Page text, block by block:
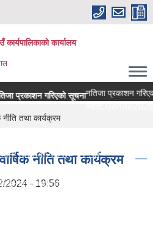
कार्यालय
प्रकाशन गरिएको सूचनानतिजा प्रकाशन
08/04/2026 - 11:30
07/29/2026 - 09:44
तथा कार्यक्रम
नीति तथा कार्यक्रम
2024 - 19:56